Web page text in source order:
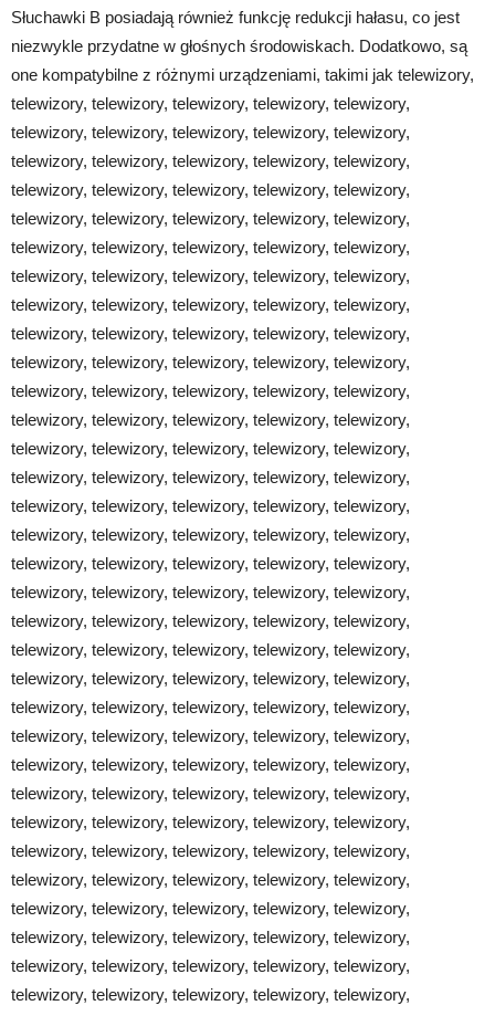
Słuchawki B posiadają również funkcję redukcji hałasu, co jest
niezwykle przydatne w głośnych środowiskach. Dodatkowo, są
one kompatybilne z różnymi urządzeniami, takimi jak telewizory,
telewizory, telewizory, telewizory, telewizory, telewizory,
telewizory, telewizory, telewizory, telewizory, telewizory,
telewizory, telewizory, telewizory, telewizory, telewizory,
telewizory, telewizory, telewizory, telewizory, telewizory,
telewizory, telewizory, telewizory, telewizory, telewizory,
telewizory, telewizory, telewizory, telewizory, telewizory,
telewizory, telewizory, telewizory, telewizory, telewizory,
telewizory, telewizory, telewizory, telewizory, telewizory,
telewizory, telewizory, telewizory, telewizory, telewizory,
telewizory, telewizory, telewizory, telewizory, telewizory,
telewizory, telewizory, telewizory, telewizory, telewizory,
telewizory, telewizory, telewizory, telewizory, telewizory,
telewizory, telewizory, telewizory, telewizory, telewizory,
telewizory, telewizory, telewizory, telewizory, telewizory,
telewizory, telewizory, telewizory, telewizory, telewizory,
telewizory, telewizory, telewizory, telewizory, telewizory,
telewizory, telewizory, telewizory, telewizory, telewizory,
telewizory, telewizory, telewizory, telewizory, telewizory,
telewizory, telewizory, telewizory, telewizory, telewizory,
telewizory, telewizory, telewizory, telewizory, telewizory,
telewizory, telewizory, telewizory, telewizory, telewizory,
telewizory, telewizory, telewizory, telewizory, telewizory,
telewizory, telewizory, telewizory, telewizory, telewizory,
telewizory, telewizory, telewizory, telewizory, telewizory,
telewizory, telewizory, telewizory, telewizory, telewizory,
telewizory, telewizory, telewizory, telewizory, telewizory,
telewizory, telewizory, telewizory, telewizory, telewizory,
telewizory, telewizory, telewizory, telewizory, telewizory,
telewizory, telewizory, telewizory, telewizory, telewizory,
telewizory, telewizory, telewizory, telewizory, telewizory,
telewizory, telewizory, telewizory, telewizory, telewizory,
telewizory, telewizory, telewizory, telewizory, telewizory,